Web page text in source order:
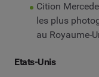
Cition
les plus
au Royaume-
Etats-Unis